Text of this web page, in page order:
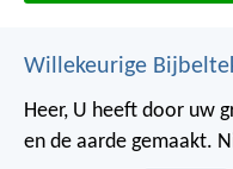
Willekeurige
Heer, U heeft door uw
en de aarde gemaakt.